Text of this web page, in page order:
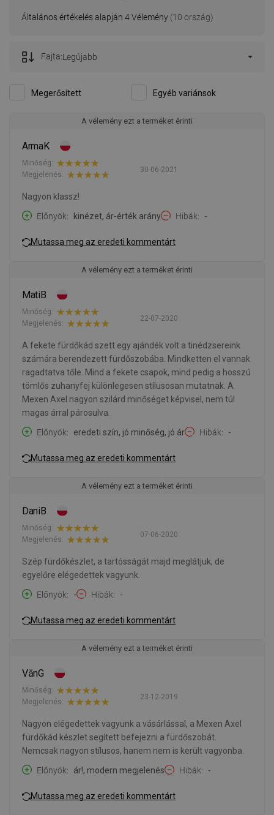
Általános értékelés alapján 4 Vélemény (10 ország)
Megerősített Egyéb variánsok
Fajta:Legújabb
A vélemény ezt a terméket érinti
ArmaK
30-06-2021
Minőség:
Megjelenés:
Nagyon klassz!
Előnyök
kinézet, ár-érték arány Hibák -
Mutassa meg az eredeti kommentárt
A vélemény ezt a terméket érinti
MatiB
22-07-2020
Minőség:
Megjelenés:
A fekete fürdőkád szett egy ajándék volt a tinédzsereink
számára berendezett fürdőszobába. Mindketten el vannak
ragadtatva tőle. Mind a fekete csapok, mind pedig a hosszú
tömlős zuhanyfej különlegesen stílusosan mutatnak. A
Mexen Axel nagyon szilárd minőséget képvisel, nem túl
magas árral párosulva.
Előnyök
eredeti szín, jó minőség, jó ár Hibák -
Mutassa meg az eredeti kommentárt
A vélemény ezt a terméket érinti
DaniB
07-06-2020
Minőség:
Megjelenés:
Szép fürdőkészlet, a tartósságát majd meglátjuk, de
egyelőre elégedettek vagyunk.
Előnyök
- Hibák -
Mutassa meg az eredeti kommentárt
A vélemény ezt a terméket érinti
VănG
23-12-2019
Minőség:
Megjelenés:
Nagyon elégedettek vagyunk a vásárlással, a Mexen Axel
fürdőkád készlet segített befejezni a fürdőszobát.
Nemcsak nagyon stílusos, hanem nem is került vagyonba.
Előnyök
ár!, modern megjelenés Hibák -
Mutassa meg az eredeti kommentárt